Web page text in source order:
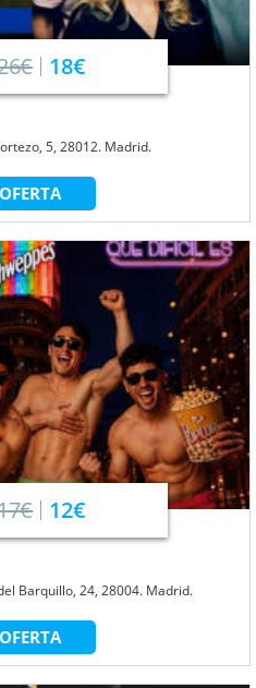
18€
5, 28012. Madrid.
12€
Barquillo, 24, 28004. Madrid.